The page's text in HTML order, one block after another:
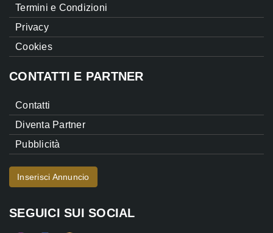
Termini e Condizioni
Privacy
Cookies
CONTATTI E PARTNER
Contatti
Diventa Partner
Pubblicità
Inserisci Annuncio
SEGUICI SUI SOCIAL